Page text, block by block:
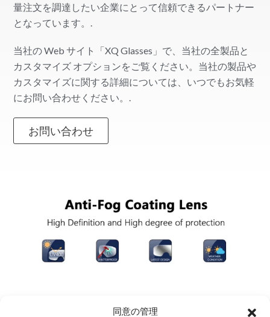
同意の管理
量注文を調達したい企業にとって信頼できるパートナー
となっています。.
当社の Web サイト「XQ Glasses」で、当社の全製品と
カスタマイズ オプションをご覧ください。当社の製品や
カスタマイズに関する詳細については、いつでもお気軽
にお問い合わせください。.
お問い合わせ